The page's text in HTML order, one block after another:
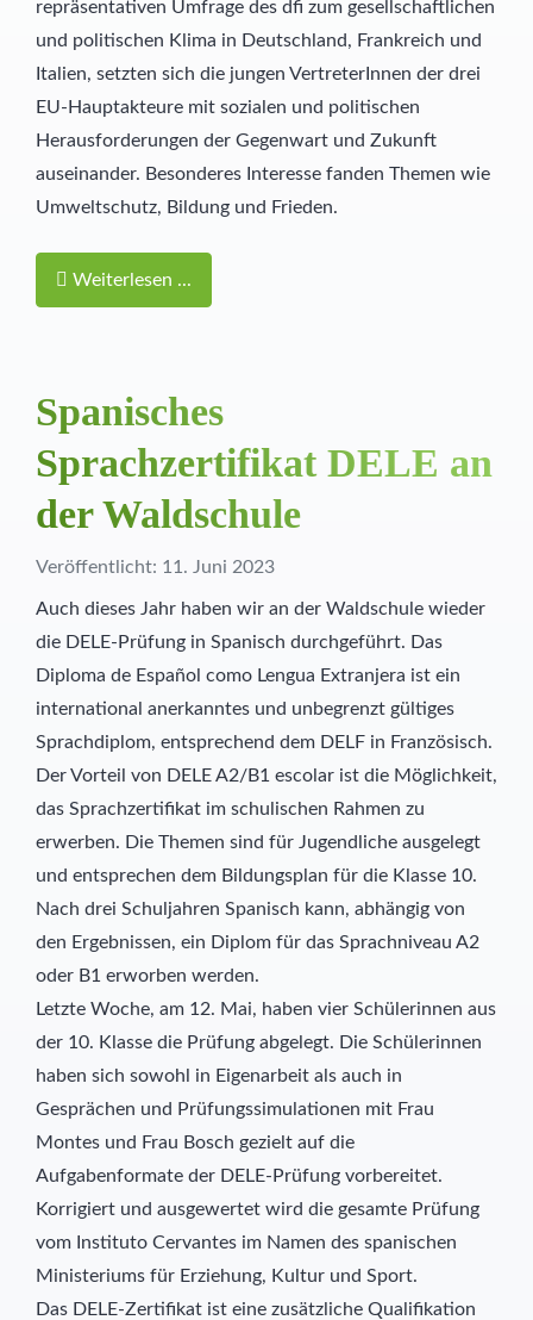
repräsentativen Umfrage des dfi zum gesellschaftlichen
und politischen Klima in Deutschland, Frankreich und
Italien, setzten sich die jungen VertreterInnen der drei
EU-Hauptakteure mit sozialen und politischen
Herausforderungen der Gegenwart und Zukunft
auseinander. Besonderes Interesse fanden Themen wie
Umweltschutz, Bildung und Frieden.
Weiterlesen ...
Spanisches
Sprachzertifikat DELE an
der Waldschule
Veröffentlicht: 11. Juni 2023
Auch dieses Jahr haben wir an der Waldschule wieder
die DELE-Prüfung in Spanisch durchgeführt. Das
Diploma de Español como Lengua Extranjera ist ein
international anerkanntes und unbegrenzt gültiges
Sprachdiplom, entsprechend dem DELF in Französisch.
Der Vorteil von DELE A2/B1 escolar ist die Möglichkeit,
das Sprachzertifikat im schulischen Rahmen zu
erwerben. Die Themen sind für Jugendliche ausgelegt
und entsprechen dem Bildungsplan für die Klasse 10.
Nach drei Schuljahren Spanisch kann, abhängig von
den Ergebnissen, ein Diplom für das Sprachniveau A2
oder B1 erworben werden.
Letzte Woche, am 12. Mai, haben vier Schülerinnen aus
der 10. Klasse die Prüfung abgelegt. Die Schülerinnen
haben sich sowohl in Eigenarbeit als auch in
Gesprächen und Prüfungssimulationen mit Frau
Montes und Frau Bosch gezielt auf die
Aufgabenformate der DELE-Prüfung vorbereitet.
Korrigiert und ausgewertet wird die gesamte Prüfung
vom Instituto Cervantes im Namen des spanischen
Ministeriums für Erziehung, Kultur und Sport.
Das DELE-Zertifikat ist eine zusätzliche Qualifikation